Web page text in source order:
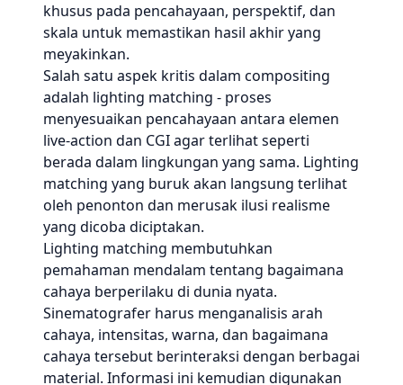
khusus pada pencahayaan, perspektif, dan
skala untuk memastikan hasil akhir yang
meyakinkan.
Salah satu aspek kritis dalam compositing
adalah lighting matching - proses
menyesuaikan pencahayaan antara elemen
live-action dan CGI agar terlihat seperti
berada dalam lingkungan yang sama. Lighting
matching yang buruk akan langsung terlihat
oleh penonton dan merusak ilusi realisme
yang dicoba diciptakan.
Lighting matching membutuhkan
pemahaman mendalam tentang bagaimana
cahaya berperilaku di dunia nyata.
Sinematografer harus menganalisis arah
cahaya, intensitas, warna, dan bagaimana
cahaya tersebut berinteraksi dengan berbagai
material. Informasi ini kemudian digunakan